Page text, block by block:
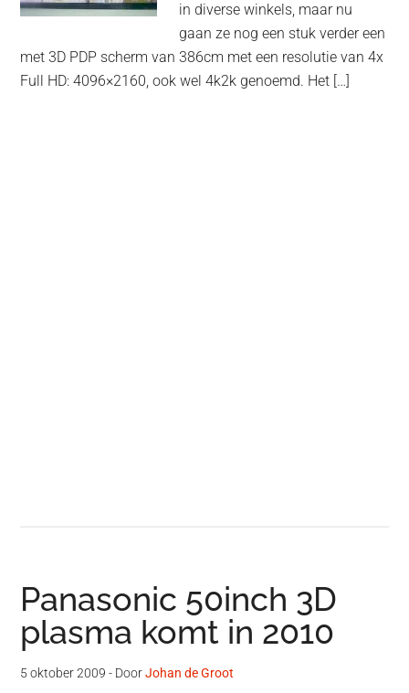
in diverse winkels, maar nu
gaan ze nog een stuk verder een
met 3D PDP scherm van 386cm met een resolutie van 4x
Full HD: 4096×2160, ook wel 4k2k genoemd. Het […]
Panasonic 50inch 3D
plasma komt in 2010
5 oktober 2009 - DoorJohan de Groot